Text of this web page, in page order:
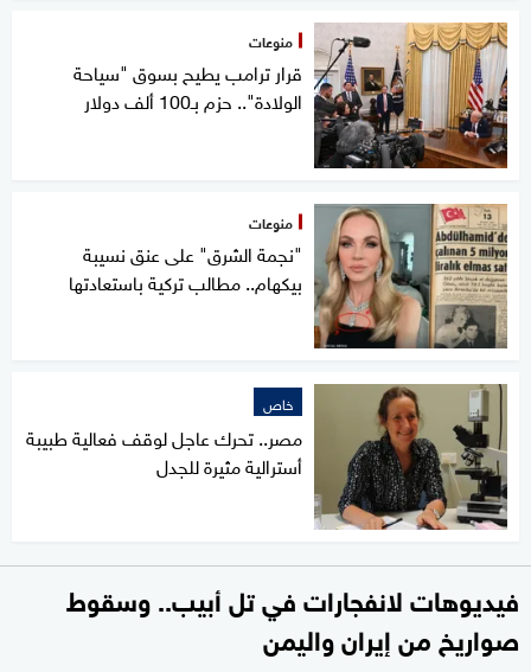
منوعات
قرار ترامب يطيح بسوق "سياحة
الولادة".. حزم بـ100 ألف دولار
منوعات
"نجمة الشرق" على عنق نسيبة
بيكهام.. مطالب تركية باستعادتها
خاص
مصر.. تحرك عاجل لوقف فعالية طبيبة
أسترالية مثيرة للجدل
فيديوهات لانفجارات في تل أبيب.. وسقوط
صواريخ من إيران واليمن